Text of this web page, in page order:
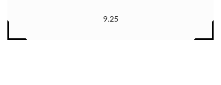
9.25